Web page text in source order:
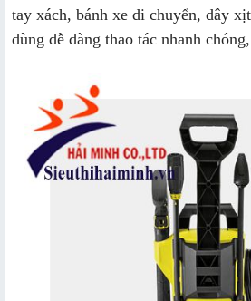
tay xách, bánh xe di chuyển, dây
dùng dễ dàng thao tác nhanh